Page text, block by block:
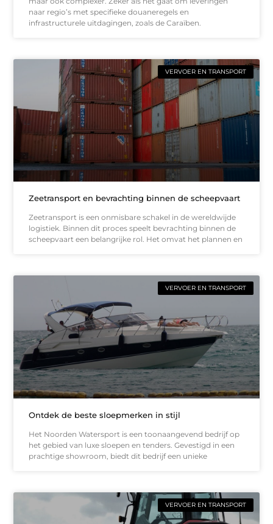
naar regio’s met specifieke douaneregels en
infrastructurele uitdagingen, zoals de Caraïben.
VERVOER EN TRANSPORT
Zeetransport en bevrachting binnen de scheepvaart
Zeetransport is een onmisbare schakel in de wereldwijde
logistiek. Binnen dit proces speelt bevrachting binnen de
scheepvaart een belangrijke rol. Het omvat het plannen en
VERVOER EN TRANSPORT
Ontdek de beste sloepmerken in stijl
Het Noorden Watersport is een toonaangevend bedrijf op
het gebied van luxe sloepen en tenders. Gevestigd in een
prachtige showroom, biedt dit bedrijf een unieke
VERVOER EN TRANSPORT